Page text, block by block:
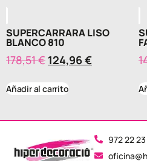
SUPERCARRARA LISO
BLANCO 810
178,51€ 124,96€
Añadir al carrito
972 22